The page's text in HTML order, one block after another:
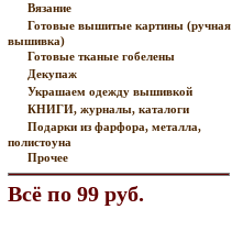
Вязание
Готовые вышитые картины (ручная
вышивка)
Готовые тканые гобелены
Декупаж
Украшаем одежду вышивкой
КНИГИ, журналы, каталоги
Подарки из фарфора, металла,
полистоуна
Прочее
Всё по 99 руб.